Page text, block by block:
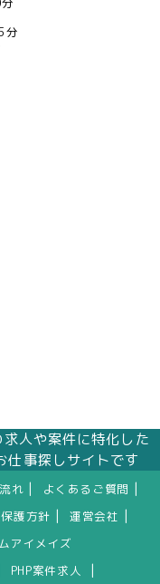
ータについて利
追加・削除、利
分
人や案件に特化した
仕事探しサイトです
れ よくあるご質問
護方針 運営会社
アイメイズ
PHP案件求人